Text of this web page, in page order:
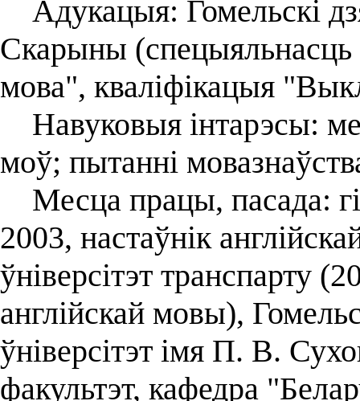
Адукацыя: Гомельскі
Скарыны (спецыяльнасць
мова", кваліфікацыя
Навуковыя інтарэсы:
моў; пытанні
Месца працы, пасада:
2003, настаўнік
ўніверсітэт транспарту
англійскай мовы),
ўніверсітэт імя П. В.
факультэт, кафедра